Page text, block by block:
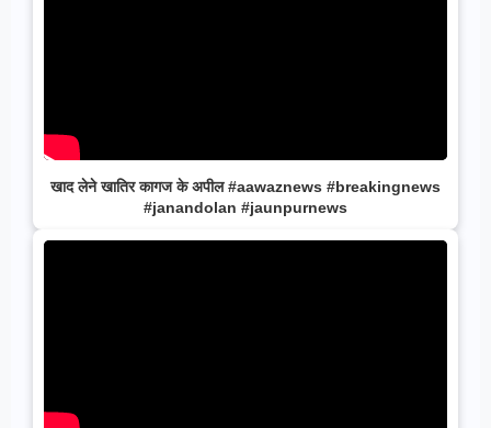
खाद लेने खातिर कागज के अपील #aawaznews #breakingnews
#janandolan #jaunpurnews